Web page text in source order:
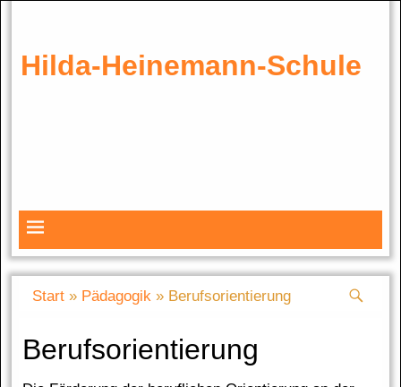
Hilda-Heinemann-Schule
Start » Pädagogik » Berufsorientierung
Berufsorientierung